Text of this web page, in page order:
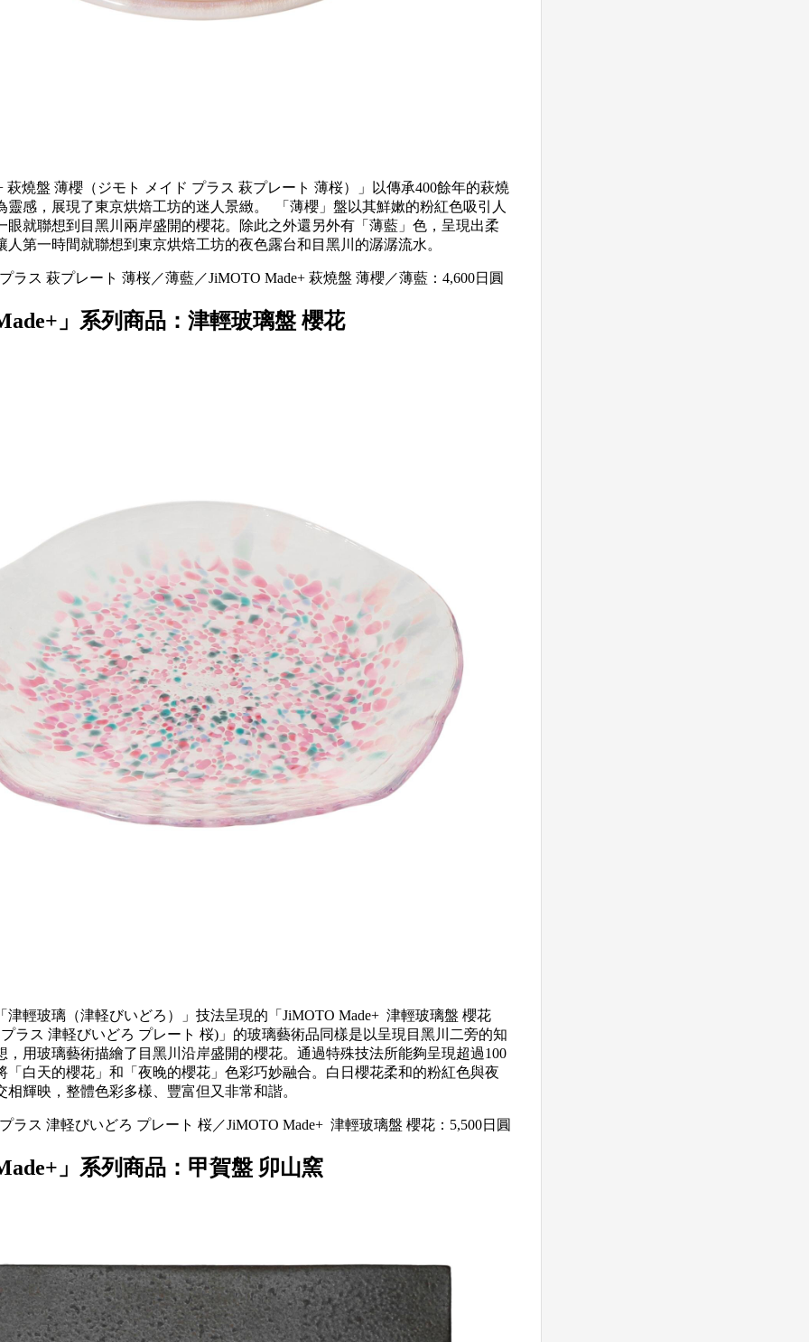
萩燒盤 薄櫻（ジモト メイド プラス 萩プレート 薄桜）」以傳承400餘年的萩燒
靈感，展現了東京烘焙工坊的迷人景緻。 「薄櫻」盤以其鮮嫰的粉紅色吸引人
眼就聯想到目黑川兩岸盛開的櫻花。除此之外還另外有「薄藍」色，呈現出柔
人第一時間就聯想到東京烘焙工坊的夜色露台和目黑川的潺潺流水。
ラス 萩プレート 薄桜／薄藍／JiMOTO Made+ 萩燒盤 薄櫻／薄藍：4,600日圓
」系列商品：津輕玻璃盤 櫻花
津輕玻璃（津軽びいどろ）」技法呈現的「JiMOTO Made+ 津輕玻璃盤 櫻花
ラス 津軽びいどろ プレート 桜)」的玻璃藝術品同樣是以呈現目黑川二旁的知
，用玻璃藝術描繪了目黑川沿岸盛開的櫻花。通過特殊技法所能夠呈現超過100
「白天的櫻花」和「夜晚的櫻花」色彩巧妙融合。白日櫻花柔和的粉紅色與夜
相輝映，整體色彩多樣、豐富但又非常和諧。
ラス 津軽びいどろ プレート 桜／JiMOTO Made+ 津輕玻璃盤 櫻花：5,500日圓
」系列商品：甲賀盤 卯山窯